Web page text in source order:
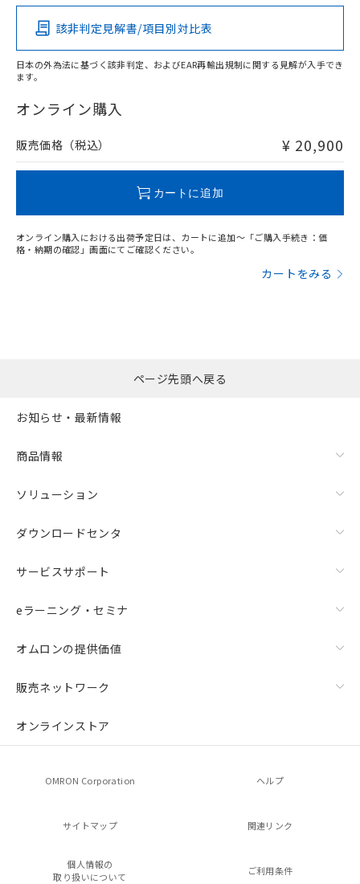
該非判定見解書/項目別対比表
日本の外為法に基づく該非判定、およびEAR再輸出規制に関する見解が入手でき
ます。
オンライン購入
販売価格（税込） ¥ 20,900
カートに追加
オンライン購入における出荷予定日は、カートに追加～「ご購入手続き：価
格・納期の確認」画面にてご確認ください。
カートをみる
※当社の共同利用者とは、
の共同利用に関して"
の「1.共同利
用者の範囲」に記載されている法人を
EU RoHS指令（10物質）の非含有証明書
51物質の非含有証明書（当社基準）
※本証明書は発行日時点で非含有を証明す
るもので、過去に遡って非含有を証明する
また、RoHS指令のフタル酸エステル類４
荷製品に未対応品が混在することから備考
欄に対応日を記載しておりました。
既に当社にて対応品への在庫切替を完了
していることから、特段のことがない限
ページ先頭へ戻る
お知らせ・最新情報
商品情報
ソリューション
ダウンロードセンタ
サービスサポート
eラーニング・セミナ
オムロンの提供価値
販売ネットワーク
オンラインストア
OMRON Corporation ヘルプ
サイトマップ 関連リンク
個人情報の
取り扱いについて
ご利用条件